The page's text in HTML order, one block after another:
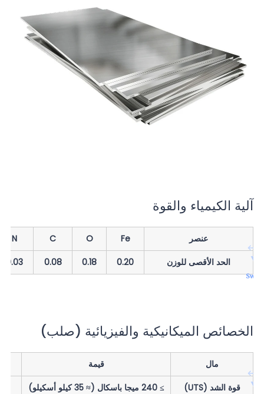
آلية الكيمياء والقوة
عنصر Fe
O
C
N
الحد الأقصى للوزن
0.20
0.18
0.08
0.03
الخصائص الميكانيكية والفيزيائية (صلب)
مال
قيمة
قوة الشد (UTS)
≥ 240 ميجا باسكال (≈ 35 كيلو أسكيلو)